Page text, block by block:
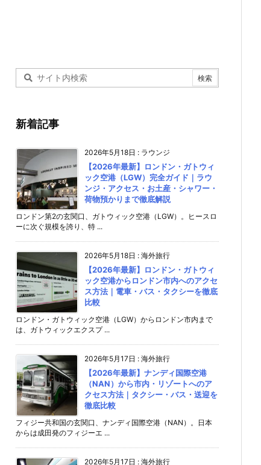
新着記事
2026年5月18日 : ラウンジ
【2026年最新】ロンドン・ガトウィ
ック空港（LGW）完全ガイド｜ラウ
ンジ・アクセス・お土産・シャワー・
荷物預かりまで徹底解説
ロンドン第2の玄関口、ガトウィック空港（LGW）。ヒースロ
ーに次ぐ規模を誇り、特 ...
2026年5月18日 : 海外旅行
【2026年最新】ロンドン・ガトウィ
ック空港からロンドン市内へのアクセ
ス方法｜電車・バス・タクシーを徹底
比較
ロンドン・ガトウィック空港（LGW）からロンドン市内まで
は、ガトウィックエクスプ ...
2026年5月17日 : 海外旅行
【2026年最新】ナンディ国際空港
（NAN）から市内・リゾートへのア
クセス方法｜タクシー・バス・送迎を
徹底比較
フィジー共和国の玄関口、ナンディ国際空港（NAN）。日本
からは成田発のフィジーエ ...
2026年5月17日 : 海外旅行